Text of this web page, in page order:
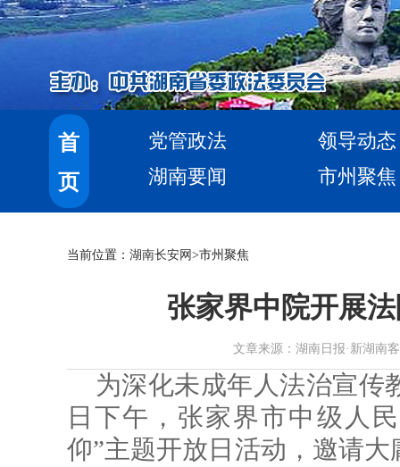
首
页
党管政法
领导动态
湖南要闻
市州聚焦
当前位置： 湖南长安网 >市州聚焦
张家界中院开展
文章来源：湖南日报·新湖南
为深化未成年人法治宣传
日下午，张家界市中级人
仰”主题开放日活动，邀请